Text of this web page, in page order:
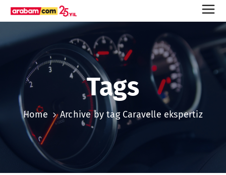
Tags
Home Archive by tag Caravelle ekspertiz